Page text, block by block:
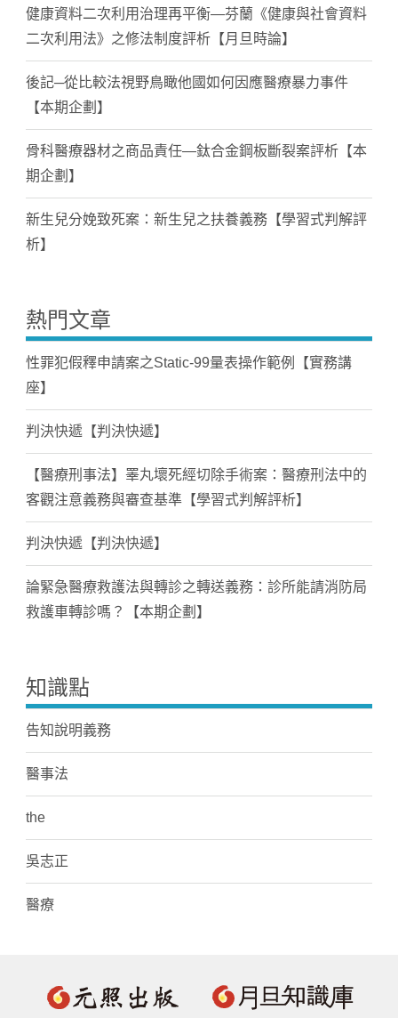
健康資料二次利用治理再平衡—芬蘭《健康與社會資料
二次利用法》之修法制度評析【月旦時論】
後記─從比較法視野鳥瞰他國如何因應醫療暴力事件
【本期企劃】
骨科醫療器材之商品責任—鈦合金鋼板斷裂案評析【本
期企劃】
新生兒分娩致死案：新生兒之扶養義務【學習式判解評
析】
熱門文章
性罪犯假釋申請案之Static-99量表操作範例【實務講
座】
判決快遞【判決快遞】
【醫療刑事法】睪丸壞死經切除手術案：醫療刑法中的
客觀注意義務與審查基準【學習式判解評析】
判決快遞【判決快遞】
論緊急醫療救護法與轉診之轉送義務：診所能請消防局
救護車轉診嗎？【本期企劃】
知識點
告知說明義務
醫事法
the
吳志正
醫療